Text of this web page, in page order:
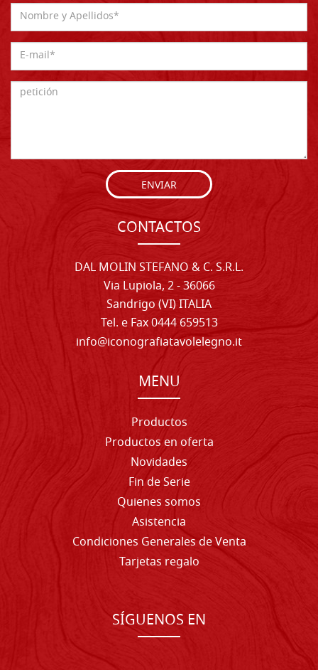
ENVIAR
CONTACTOS
DAL MOLIN STEFANO & C. S.R.L.
Via Lupiola, 2 - 36066
Sandrigo (VI) ITALIA
Tel. e Fax 0444 659513
info@iconografiatavolelegno.it
MENU
Productos
Productos en oferta
Novidades
Fin de Serie
Quienes somos
Asistencia
Condiciones Generales de Venta
Tarjetas regalo
SÍGUENOS EN